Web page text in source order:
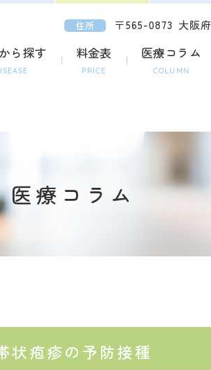
住所 〒565-0873 大阪
ら探す 料金表
PRICE
医療コラム
COLUMN
医療コラム
状疱疹の予防接種